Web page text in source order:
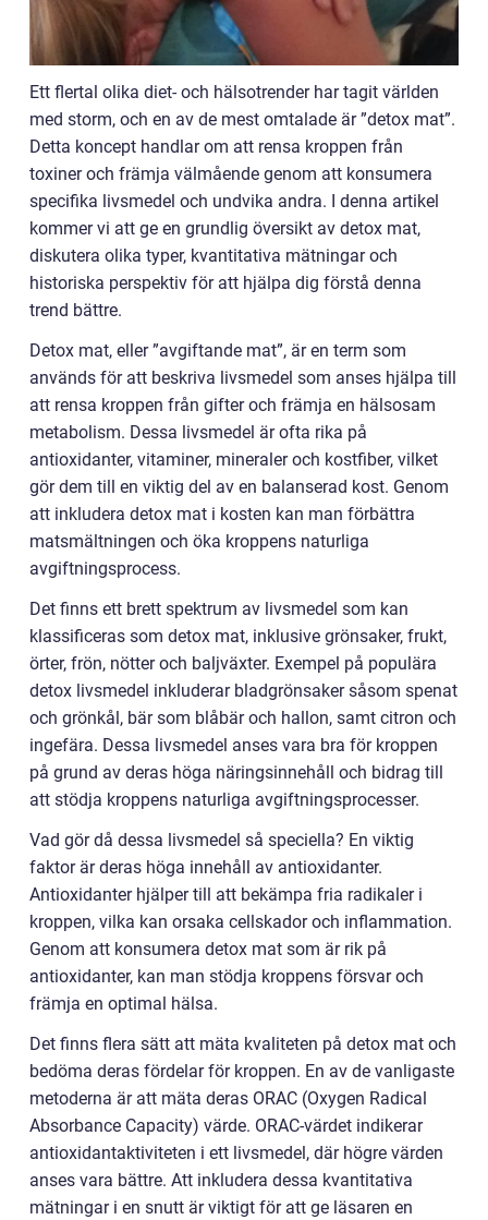
Ett flertal olika diet- och hälsotrender har tagit världen
med storm, och en av de mest omtalade är ”detox mat”.
Detta koncept handlar om att rensa kroppen från
toxiner och främja välmående genom att konsumera
specifika livsmedel och undvika andra. I denna artikel
kommer vi att ge en grundlig översikt av detox mat,
diskutera olika typer, kvantitativa mätningar och
historiska perspektiv för att hjälpa dig förstå denna
trend bättre.
Detox mat, eller ”avgiftande mat”, är en term som
används för att beskriva livsmedel som anses hjälpa till
att rensa kroppen från gifter och främja en hälsosam
metabolism. Dessa livsmedel är ofta rika på
antioxidanter, vitaminer, mineraler och kostfiber, vilket
gör dem till en viktig del av en balanserad kost. Genom
att inkludera detox mat i kosten kan man förbättra
matsmältningen och öka kroppens naturliga
avgiftningsprocess.
Det finns ett brett spektrum av livsmedel som kan
klassificeras som detox mat, inklusive grönsaker, frukt,
örter, frön, nötter och baljväxter. Exempel på populära
detox livsmedel inkluderar bladgrönsaker såsom spenat
och grönkål, bär som blåbär och hallon, samt citron och
ingefära. Dessa livsmedel anses vara bra för kroppen
på grund av deras höga näringsinnehåll och bidrag till
att stödja kroppens naturliga avgiftningsprocesser.
Vad gör då dessa livsmedel så speciella? En viktig
faktor är deras höga innehåll av antioxidanter.
Antioxidanter hjälper till att bekämpa fria radikaler i
kroppen, vilka kan orsaka cellskador och inflammation.
Genom att konsumera detox mat som är rik på
antioxidanter, kan man stödja kroppens försvar och
främja en optimal hälsa.
Det finns flera sätt att mäta kvaliteten på detox mat och
bedöma deras fördelar för kroppen. En av de vanligaste
metoderna är att mäta deras ORAC (Oxygen Radical
Absorbance Capacity) värde. ORAC-värdet indikerar
antioxidantaktiviteten i ett livsmedel, där högre värden
anses vara bättre. Att inkludera dessa kvantitativa
mätningar i en snutt är viktigt för att ge läsaren en